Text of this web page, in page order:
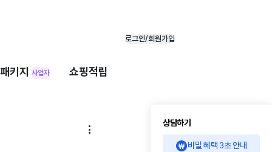
로그인/회원가입
키지 사업자 쇼핑적립

상담하기
비밀 혜택 3초 안내